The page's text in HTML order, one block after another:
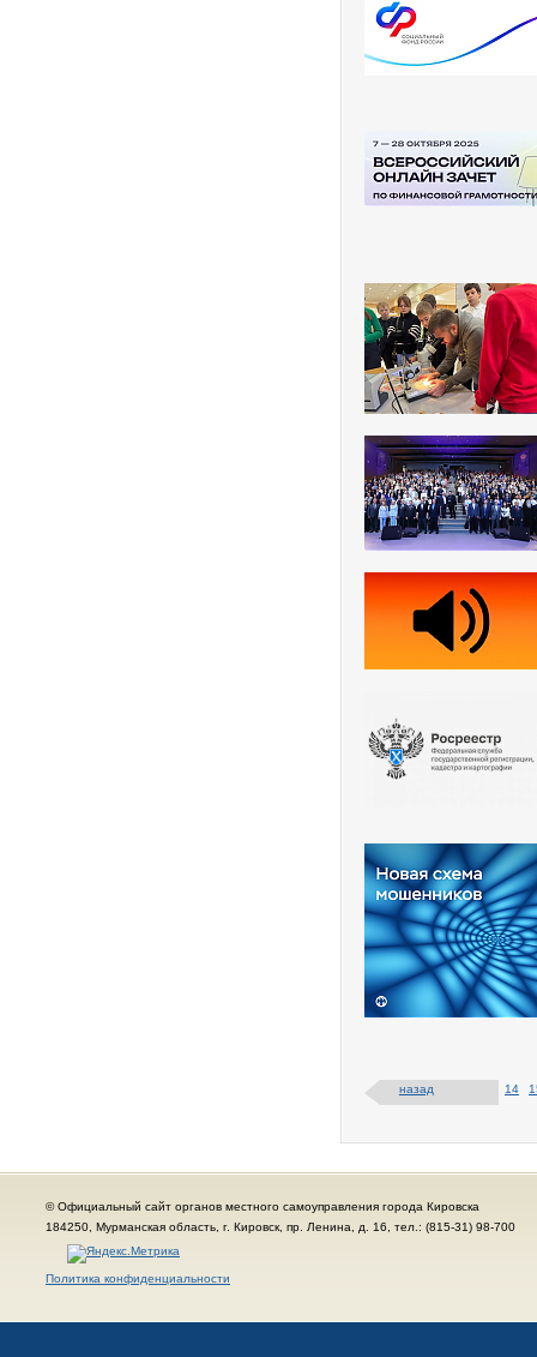
назад 14
© Официальный сайт органов местного самоуправления города Кировска
184250, Мурманская область, г. Кировск, пр. Ленина, д. 16, тел.: (815-31) 98-700
Политика конфиденциальности